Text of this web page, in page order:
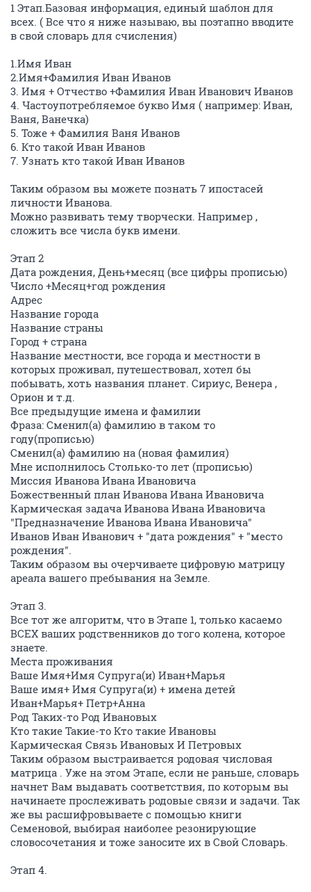
1 Этап.Базовая информация, единый шаблон для
всех. ( Все что я ниже называю, вы поэтапно вводите
в свой словарь для счисления)
1.Имя Иван
2.Имя+Фамилия Иван Иванов
3. Имя + Отчество +Фамилия Иван Иванович Иванов
4. Частоупотребляемое букво Имя ( например: Иван,
Ваня, Ванечка)
5. Тоже + Фамилия Ваня Иванов
6. Кто такой Иван Иванов
7. Узнать кто такой Иван Иванов
Таким образом вы можете познать 7 ипостасей
личности Иванова.
Можно развивать тему творчески. Например ,
сложить все числа букв имени.
Этап 2
Дата рождения, День+месяц (все цифры прописью)
Число +Месяц+год рождения
Адрес
Название города
Название страны
Город + страна
Название местности, все города и местности в
которых проживал, путешествовал, хотел бы
побывать, хоть названия планет. Сириус, Венера ,
Орион и т.д.
Все предыдущие имена и фамилии
Фраза: Сменил(а) фамилию в таком то
году(прописью)
Сменил(а) фамилию на (новая фамилия)
Мне исполнилось Столько-то лет (прописью)
Миссия Иванова Ивана Ивановича
Божественный план Иванова Ивана Ивановича
Кармическая задача Иванова Ивана Ивановича
"Предназначение Иванова Ивана Ивановича"
Иванов Иван Иванович + "дата рождения" + "место
рождения".
Таким образом вы очерчиваете цифровую матрицу
ареала вашего пребывания на Земле.
Этап 3.
Все тот же алгоритм, что в Этапе 1, только касаемо
ВСЕХ ваших родственников до того колена, которое
знаете.
Места проживания
Ваше Имя+Имя Супруга(и) Иван+Марья
Ваше имя+ Имя Супруга(и) + имена детей
Иван+Марья+ Петр+Анна
Род Таких-то Род Ивановых
Кто такие Такие-то Кто такие Ивановы
Кармическая Связь Ивановых И Петровых
Таким образом выстраивается родовая числовая
матрица . Уже на этом Этапе, если не раньше, словарь
начнет Вам выдавать соответствия, по которым вы
начинаете прослеживать родовые связи и задачи. Так
же вы расшифровываете с помощью книги
Семеновой, выбирая наиболее резонирующие
словосочетания и тоже заносите их в Свой Словарь.
Этап 4.